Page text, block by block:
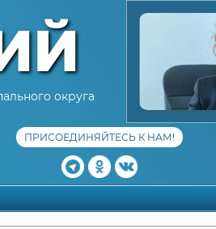
округа
ПРИСОЕДИНЯЙТЕСЬ К НАМ!